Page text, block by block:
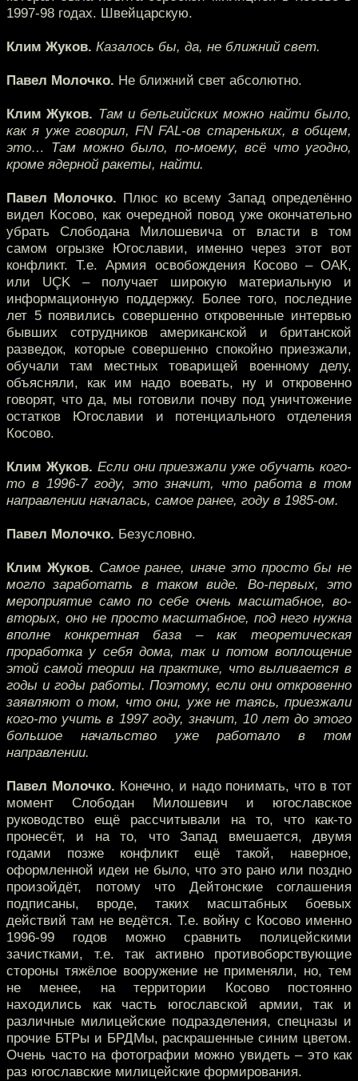
1997-98 годах. Швейцарскую.
Клим Жуков. Казалось бы, да, не ближний свет.
Павел Молочко. Не ближний свет абсолютно.
Клим Жуков. Там и бельгийских можно найти было,
как я уже говорил, FN FAL-ов стареньких, в общем,
это… Там можно было, по-моему, всё что угодно,
кроме ядерной ракеты, найти.
Павел Молочко. Плюс ко всему Запад определённо
видел Косово, как очередной повод уже окончательно
убрать Слободана Милошевича от власти в том
самом огрызке Югославии, именно через этот вот
конфликт. Т.е. Армия освобождения Косово – ОАК,
или UÇK – получает широкую материальную и
информационную поддержку. Более того, последние
лет 5 появились совершенно откровенные интервью
бывших сотрудников американской и британской
разведок, которые совершенно спокойно приезжали,
обучали там местных товарищей военному делу,
объясняли, как им надо воевать, ну и откровенно
говорят, что да, мы готовили почву под уничтожение
остатков Югославии и потенциального отделения
Косово.
Клим Жуков. Если они приезжали уже обучать кого-
то в 1996-7 году, это значит, что работа в том
направлении началась, самое ранее, году в 1985-ом.
Павел Молочко. Безусловно.
Клим Жуков. Самое ранее, иначе это просто бы не
могло заработать в таком виде. Во-первых, это
мероприятие само по себе очень масштабное, во-
вторых, оно не просто масштабное, под него нужна
вполне конкретная база – как теоретическая
проработка у себя дома, так и потом воплощение
этой самой теории на практике, что выливается в
годы и годы работы. Поэтому, если они откровенно
заявляют о том, что они, уже не таясь, приезжали
кого-то учить в 1997 году, значит, 10 лет до этого
большое начальство уже работало в том
направлении.
Павел Молочко. Конечно, и надо понимать, что в тот
момент Слободан Милошевич и югославское
руководство ещё рассчитывали на то, что как-то
пронесёт, и на то, что Запад вмешается, двумя
годами позже конфликт ещё такой, наверное,
оформленной идеи не было, что это рано или поздно
произойдёт, потому что Дейтонские соглашения
подписаны, вроде, таких масштабных боевых
действий там не ведётся. Т.е. войну с Косово именно
1996-99 годов можно сравнить полицейскими
зачистками, т.е. так активно противоборствующие
стороны тяжёлое вооружение не применяли, но, тем
не менее, на территории Косово постоянно
находились как часть югославской армии, так и
различные милицейские подразделения, спецназы и
прочие БТРы и БРДМы, раскрашенные синим цветом.
Очень часто на фотографии можно увидеть – это как
раз югославские милицейские формирования.